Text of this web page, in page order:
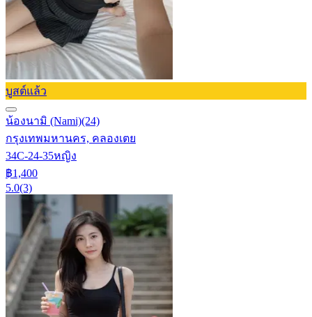
บูสต์แล้ว
น้องนามิ (Nami)(24)
กรุงเทพมหานคร, คลองเตย
34C-24-35หญิง
฿1,400
5.0(3)